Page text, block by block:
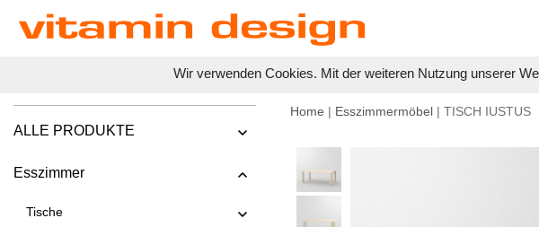
Wir verwenden Cookies. Mit der weiteren Nutzung unserer
ALLE PRODUKTE
Esszimmer
Tische
Home | Esszimmermöbel | TISCH IUSTUS